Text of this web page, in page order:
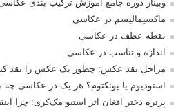
وبینار دوره جامع آموزش ترکیب بندی
ماکسیمالیسم در عکاسی
نقطه عطف در عکاسی
اندازه و تناسب در عکاسی
مراحل نقد عکس: چطور یک عکس را نقد
استودیوم یا پونکتوم؟ هر یک در عکاسی چه
پرتره دختر افغان اثر استیو مک‌کری: چرا